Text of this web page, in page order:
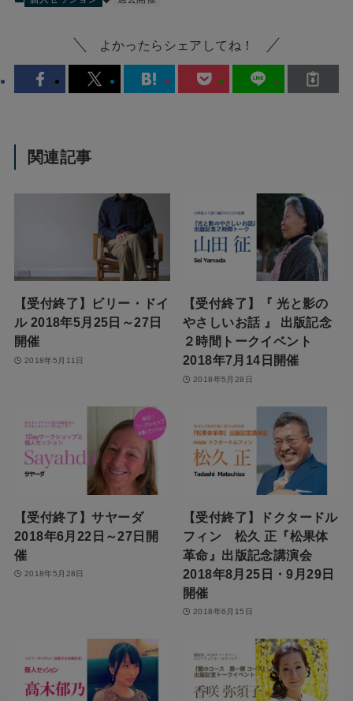
よかったらシェアしてね！
関連記事
【受付終了】ビリー・ドイ
ル 2018年5月25日～27日
開催
2018年5月11日
【受付終了】『 光と影の
やさしいお話 』 出版記念
２時間トークイベント
2018年7月14日開催
2018年5月28日
【受付終了】サヤーダ
2018年6月22日～27日開
催
2018年5月28日
【受付終了】ドクタードル
フィン 松久 正『松果体
革命』出版記念講演会
2018年8月25日・9月29日
開催
2018年6月15日